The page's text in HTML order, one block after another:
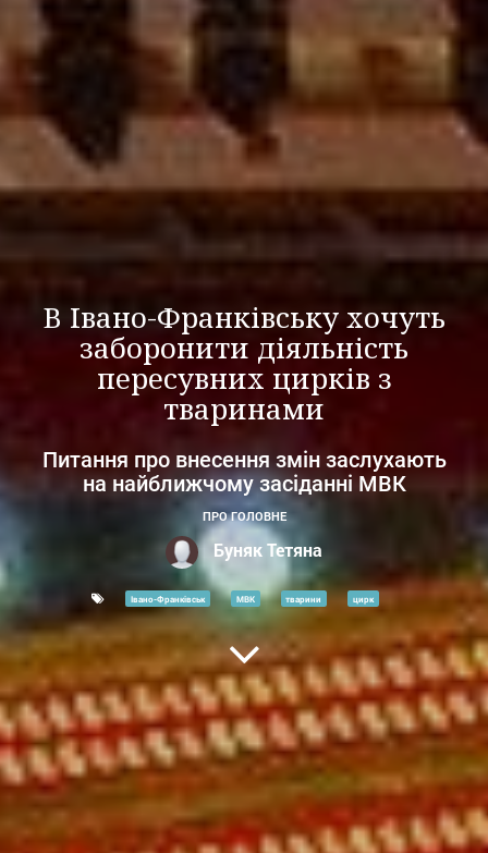
В Івано-Франківську хочуть
заборонити діяльність
пересувних цирків з
тваринами
Питання про внесення змін заслухають
на найближчому засіданні МВК
ПРО ГОЛОВНЕ
Буняк Тетяна
Івано-Франківськ МВК тварини цирк